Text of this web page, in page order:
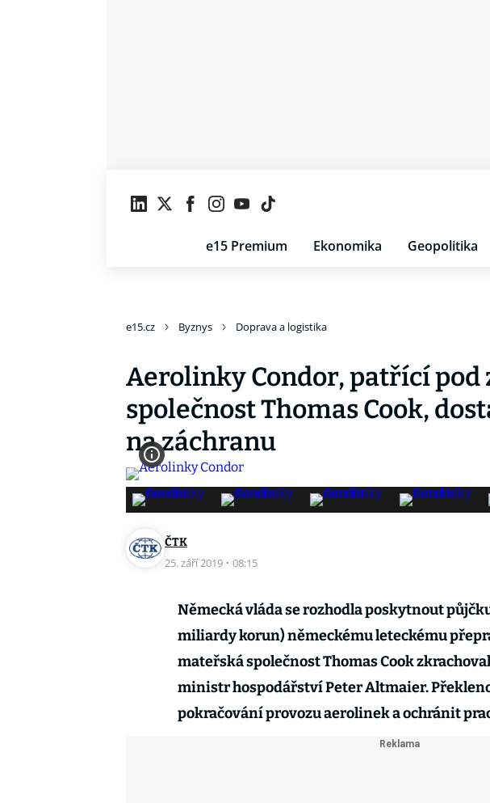
e15 Premium Ekonomika Geopolitika
e15.cz Byznys Doprava a logistika
Aerolinky Condor, patřící pod
společnost Thomas Cook,
na záchranu
ČTK
25. září 2019 · 08:15
Německá vláda se rozhodla poskytnout
miliardy korun) německému leteckému
mateřská společnost Thomas Cook
ministr hospodářství Peter Altmaier.
pokračování provozu aerolinek a ochránit